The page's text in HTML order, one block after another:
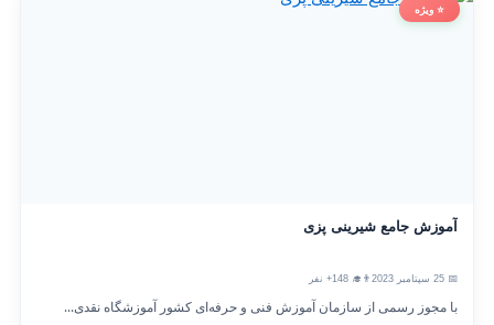
⭐ ویژه
آموزش جامع شیرینی پزی
👨‍🎓 148+ نفر
با مجوز رسمی از سازمان آموزش فنی و حرفه‌ای کشور آموزشگاه نقدی...